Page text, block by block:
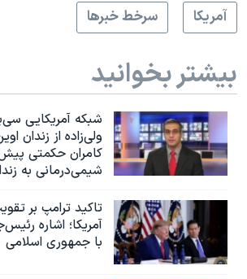
آمريکا
سرخط خبرها
بیشتر بخوانید
شبکه آمریکایی
ولی‌زاده از زندان
کامران حکمتی پیش
شیمی‌درمانی به
تاکید ترامپ بر
آمریکا؛ اشاره
با جمهوری اسلامی